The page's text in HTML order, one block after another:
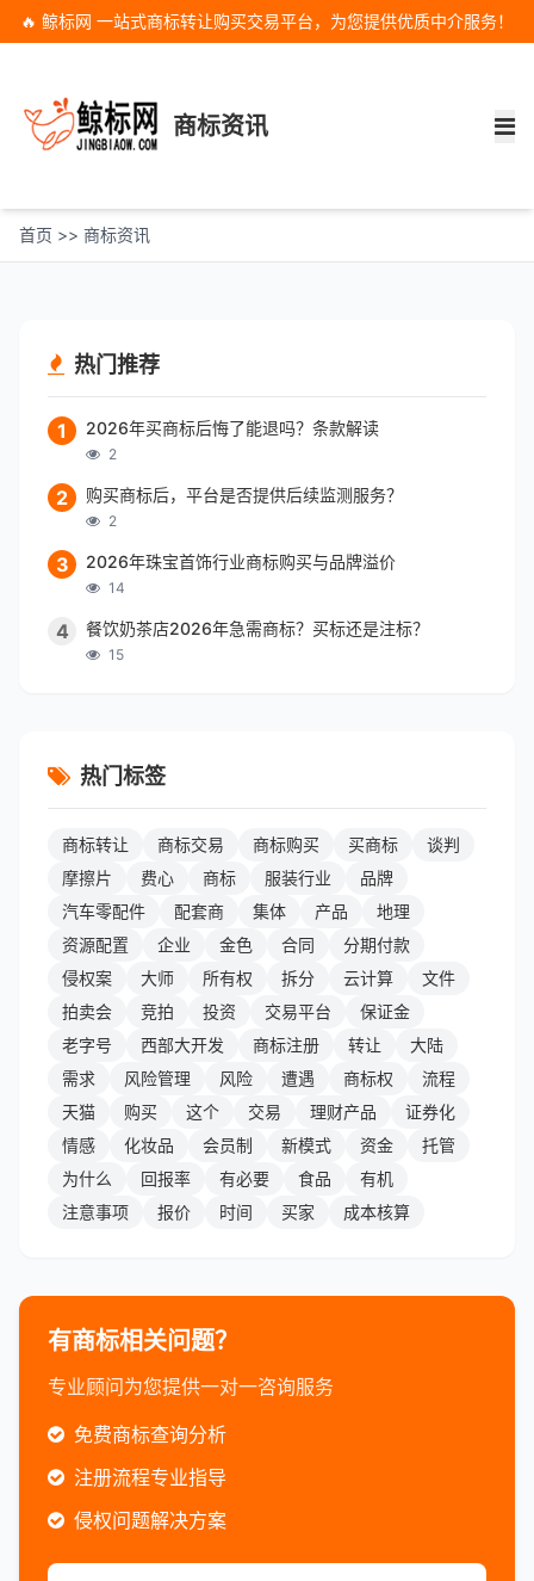
🔥 鲸标网 一站式商标转让购买交易平台，为您提供优质中介服务！
商标资讯
首页 >> 商标资讯
热门推荐
1 2026年买商标后悔了能退吗？条款解读
2
2 购买商标后，平台是否提供后续监测服务？
2
3 2026年珠宝首饰行业商标购买与品牌溢价
14
4 餐饮奶茶店2026年急需商标？买标还是注标？
15
热门标签
商标转让 商标交易 商标购买 买商标
谈判
摩擦片
费心 商标 服装行业
品牌
汽车零配件
配套商 集体 产品
地理
资源配置
企业 金色 合同
分期付款
侵权案
大师 所有权 拆分 云计算
文件
拍卖会
竞拍 投资 交易平台
保证金
老字号
西部大开发 商标注册 转让
大陆
需求
风险管理 风险 遭遇 商标权
流程
天猫
购买 这个 交易 理财产品
证券化
情感
化妆品 会员制 新模式 资金
托管
为什么
回报率 有必要 食品
有机
注意事项
报价 时间 买家 成本核算
有商标相关问题？
专业顾问为您提供一对一咨询服务
免费商标查询分析
注册流程专业指导
侵权问题解决方案